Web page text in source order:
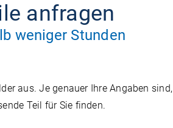
anfragen
weniger Stunden
aus. Je genauer Ihre Angaben sind,
Teil für Sie finden.